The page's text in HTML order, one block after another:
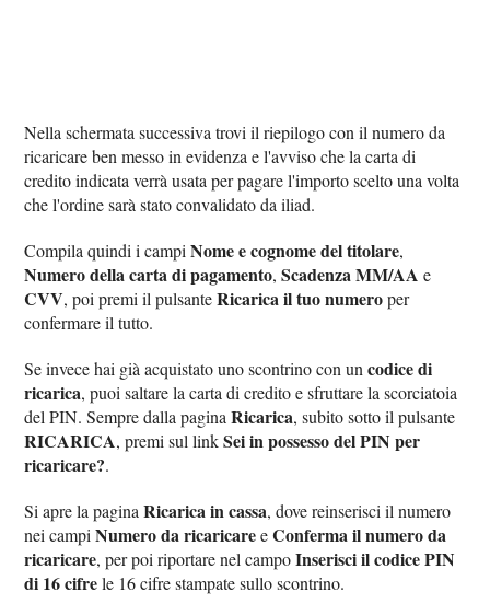
Nella schermata successiva trovi il riepilogo con il numero da
ricaricare ben messo in evidenza e l'avviso che la carta di
credito indicata verrà usata per pagare l'importo scelto una volta
che l'ordine sarà stato convalidato da iliad.
Compila quindi i campiNome e cognome del titolare,
Numero della carta di pagamento,Scadenza MM/AA e
CVV, poi premi il pulsanteRicarica il tuo numeroper
confermare il tutto.
Se invece hai già acquistato uno scontrino con uncodice di
ricarica, puoi saltare la carta di credito e sfruttare la scorciatoia
del PIN. Sempre dalla paginaRicarica, subito sotto il pulsante
RICARICA, premi sul linkSei in possesso del PIN per
ricaricare?.
Si apre la paginaRicarica in cassa, dove reinserisci il numero
nei campiNumero da ricaricareeConferma il numero da
ricaricare, per poi riportare nel campoInserisci il codice PIN
di 16 cifrele 16 cifre stampate sullo scontrino.